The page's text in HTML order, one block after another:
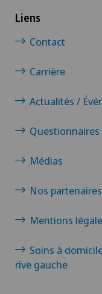
Liens
Contact
Carrière
Actualités /
Questionnaires
Médias
Nos partenaires
Mentions
Soins à
rive gauche